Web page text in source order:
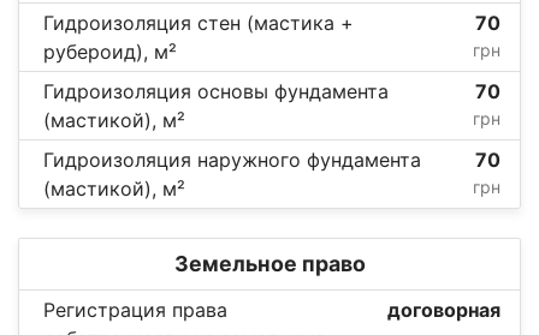
Гидроизоляция стен (мастика +
рубероид), м²
70
грн
Гидроизоляция основы фундамента
(мастикой), м²
70
грн
Гидроизоляция наружного фундамента
(мастикой), м²
70
грн
Земельное право
Регистрация права
договорная